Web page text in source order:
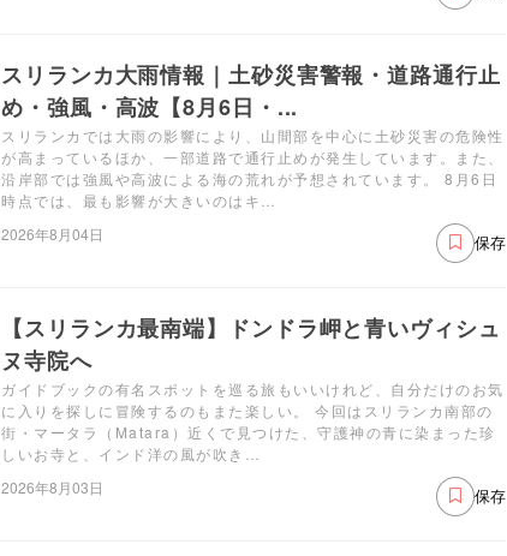
スリランカ大雨情報｜土砂災害警報・道路通行止
め・強風・高波【8月6日・...
スリランカでは大雨の影響により、山間部を中心に土砂災害の危険性
が高まっているほか、一部道路で通行止めが発生しています。また、
沿岸部では強風や高波による海の荒れが予想されています。 8月6日
時点では、最も影響が大きいのはキ…
2026年8月04日
保存
【スリランカ最南端】ドンドラ岬と青いヴィシュ
ヌ寺院へ
ガイドブックの有名スポットを巡る旅もいいけれど、自分だけのお気
に入りを探しに冒険するのもまた楽しい。 今回はスリランカ南部の
街・マータラ（Matara）近くで見つけた、守護神の青に染まった珍
しいお寺と、インド洋の風が吹き…
2026年8月03日
保存